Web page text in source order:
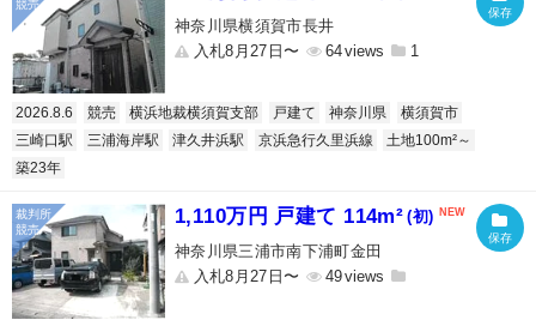
神奈川県横須賀市長井
入札8月27日〜
64 1
2026.8.6 競売 横浜地裁横須賀支部 戸建て 神奈川県
横須賀市
三崎口駅
三浦海岸駅 津久井浜駅 京浜急行久里浜線
土地100m²～
築23年
1,110万円 戸建て 114m² (初)
神奈川県三浦市南下浦町金田
入札8月27日〜
49